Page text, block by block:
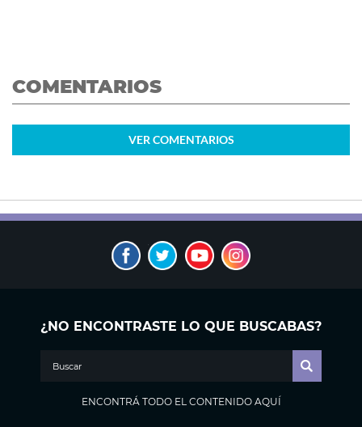
COMENTARIOS
VER COMENTARIOS
¿NO ENCONTRASTE LO QUE BUSCABAS?
ENCONTRÁ TODO EL CONTENIDO AQUÍ